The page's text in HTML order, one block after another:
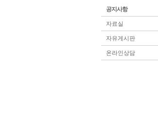
공지사항
자료실
자유게시판
온라인상담